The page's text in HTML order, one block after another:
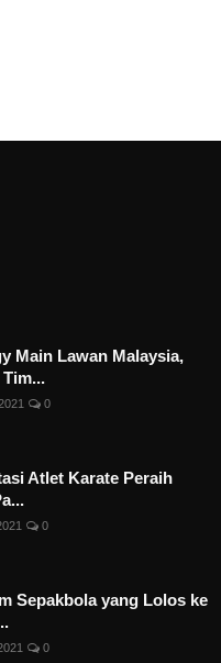
Main Lawan Malaysia,
0
Atlet Karate Peraih
0
Sepakbola yang Lolos ke
0